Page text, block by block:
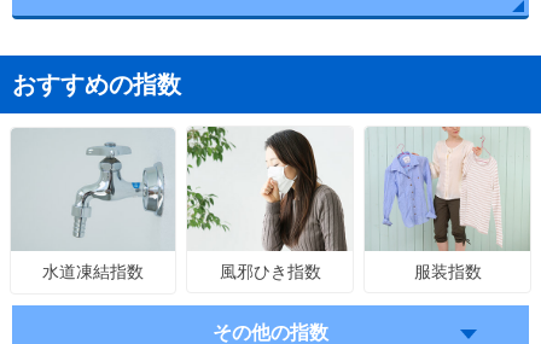
おすすめの指数
水道凍結指数 風邪ひき指数 服装指数
その他の指数